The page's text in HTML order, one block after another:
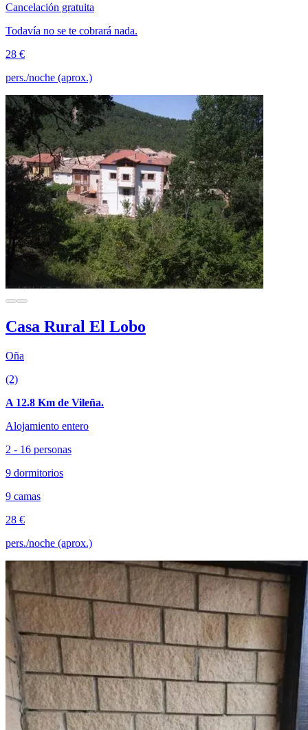
Cancelación gratuita
Todavía no se te cobrará nada.
28 €
pers./noche (aprox.)
Casa Rural El Lobo
Oña
(2)
A 12.8 Km de Vileña.
Alojamiento entero
2 - 16 personas
9 dormitorios
9 camas
28 €
pers./noche (aprox.)